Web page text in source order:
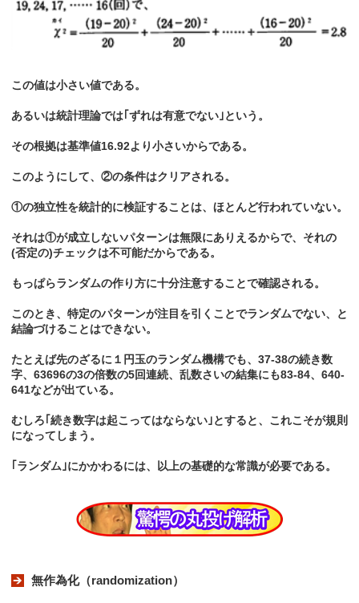
この値は小さい値である。
あるいは統計理論では｢ずれは有意でない｣という。
その根拠は基準値16.92より小さいからである。
このようにして、②の条件はクリアされる。
①の独立性を統計的に検証することは、ほとんど行われていない。
それは①が成立しないパターンは無限にありえるからで、それの
(否定の)チェックは不可能だからである。
もっぱらランダムの作り方に十分注意することで確認される。
このとき、特定のパターンが注目を引くことでランダムでない、と
結論づけることはできない。
たとえば先のざるに１円玉のランダム機構でも、37-38の続き数
字、63696の3の倍数の5回連続、乱数さいの結集にも83-84、640-
641などが出ている。
むしろ｢続き数字は起こってはならない｣とすると、これこそが規則
になってしまう。
｢ランダム｣にかかわるには、以上の基礎的な常識が必要である。
無作為化（randomization）